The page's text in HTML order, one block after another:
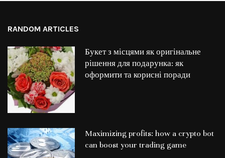
RANDOM ARTICLES
Букет з місцями як оригінальне
рішення для подарунка: як
оформити та корисні поради
Maximizing profits: how a crypto bot
can boost your trading game